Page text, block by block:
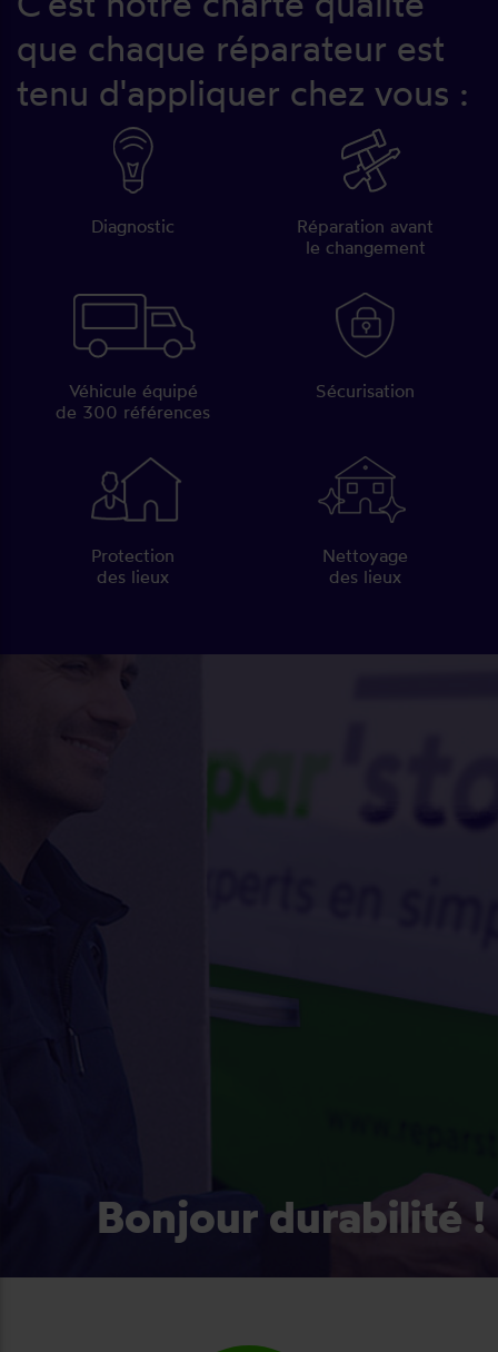
que chaque réparateur est
tenu d'appliquer chez vous :
Diagnostic
Réparation avant
le changement
Véhicule équipé
de 300 références
Sécurisation
Protection
des lieux
Nettoyage
des lieux
Bonjour durabilité !